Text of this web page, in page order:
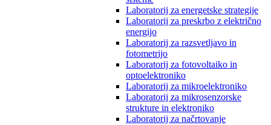
Laboratorij za energetske strategije
Laboratorij za preskrbo z električno
energijo
Laboratorij za razsvetljavo in
fotometrijo
Laboratorij za fotovoltaiko in
optoelektroniko
Laboratorij za mikroelektroniko
Laboratorij za mikrosenzorske
strukture in elektroniko
Laboratorij za načrtovanje